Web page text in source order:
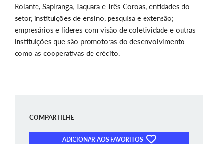
Rolante, Sapiranga, Taquara e Três Coroas, entidades do
setor, instituições de ensino, pesquisa e extensão;
empresários e líderes com visão de coletividade e outras
instituições que são promotoras do desenvolvimento
como as cooperativas de crédito.
COMPARTILHE
ADICIONAR AOS FAVORITOS